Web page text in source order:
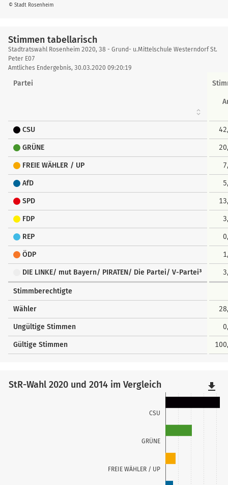
© Stadt Rosenheim
Stimmen tabellarisch
Stimmen
tabellarisch
Stadtratswahl Rosenheim 2020, 38 - Grund- u.Mittelschule Westerndorf St.
Peter E07
Amtliches Endergebnis, 30.03.2020 09:20:19
Partei
CSU
GRÜNE
FREIE WÄHLER / UP
AfD
SPD
FDP
REP
ÖDP
DIE LINKE/ mut Bayern/ PIRATEN/ Die Partei/ V-Partei³
Stimmberechtigte
Wähler
Ungültige Stimmen
Gültige Stimmen
CSU
GRÜNE
FREIE WÄHLER / UP
StR-Wahl 2020 und 2014 im Vergleich file_download